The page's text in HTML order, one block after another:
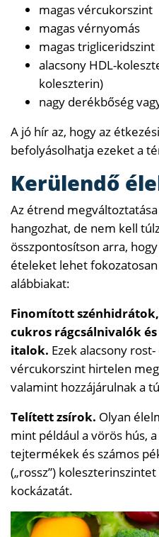
magas vércukorszint
magas vérnyomás
magas trigliceridszint
alacsony HDL-
koleszterin)
nagy derékbőség
A jó hír az, hogy az
befolyásolhatja ezeket a
Kerülendő
Az étrend
hangozhat, de nem kell
összpontosítson arra,
ételeket lehet
alábbiakat:
Finomított
cukros rágcsálnivalók
italok. Ezek alacsony
vércukorszint hirtelen
valamint hozzájárulnak a
Telített zsírok. Olyan
mint például a vörös hús,
tejtermékek és számos
(„rossz”)
kockázatát.